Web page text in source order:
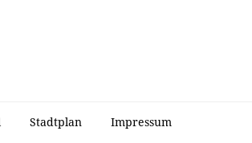
Stadtplan Impressum